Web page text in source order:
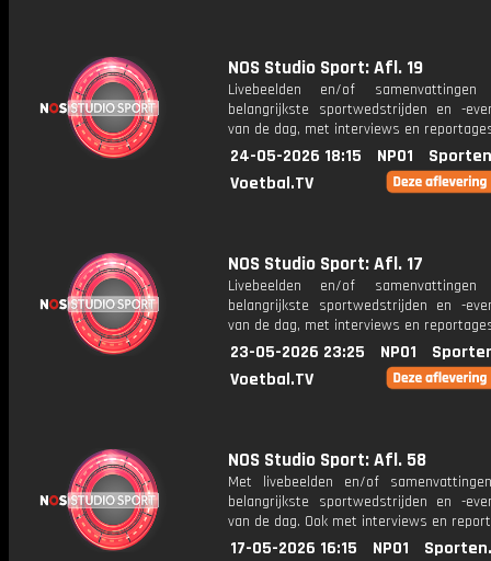
NOS Studio Sport: Afl. 19
Livebeelden en/of
belangrijkste sportwedstrijden en -
van de dag, met interviews en
24-05-2026 18:15 NPO1
Voetbal.TV
NOS Studio Sport: Afl. 17
Livebeelden en/of
belangrijkste sportwedstrijden en -
van de dag, met interviews en
23-05-2026 23:25 NPO1
Voetbal.TV
NOS Studio Sport: Afl. 58
Met livebeelden en/of
belangrijkste sportwedstrijden en -
van de dag. Ook met interviews en
17-05-2026 16:15 NPO1